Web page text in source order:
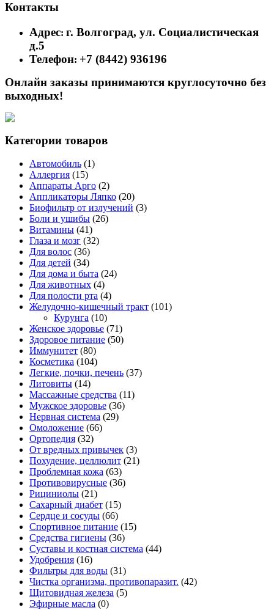
Контакты
Адрес: г. Волгоград, ул. Социалистическая
д.5
Телефон: +7 (8442) 936196
Онлайн заказы принимаются круглосуточно без
выходных!
Категории товаров
Автомобиль (1)
Аллергия (15)
Аппараты Арго (2)
Аппликаторы Ляпко (20)
Биофильтр от излучений (3)
Боли и ушибы (26)
Витамины (41)
Глаза и мозг (32)
Для волос (36)
Для детей (34)
Для дома и быта (24)
Для животных (4)
Для полости рта (4)
Желудочно-кишечный тракт (101)
Курунга (10)
Женское здоровье (71)
Здоровое питание (50)
Иммунитет (80)
Косметика (104)
Легкие, почки, печень (37)
Литовиты (14)
Массажные средства (11)
Мужское здоровье (36)
Нервная система (29)
Омоложение (66)
Ортопедия (32)
От вредных привычек (3)
Похудение, целлюлит (21)
Проблемная кожа (63)
Противовирусные (36)
Рициниолы (21)
Сахарный диабет (15)
Сердце и сосуды (66)
Спортивное питание (15)
Средства гигиены (36)
Суставы и костная система (44)
Удобрения (16)
Фильтры для воды (31)
Чистка организма, противопаразит. (42)
Щитовидная железа (5)
Эфирные масла (0)